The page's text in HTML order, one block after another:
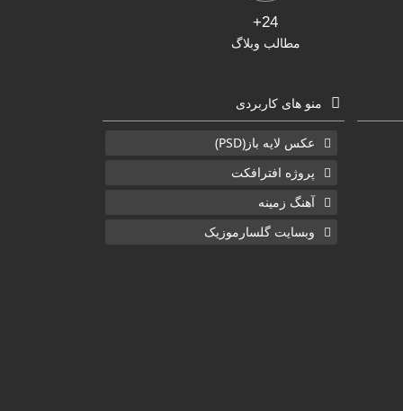
24+
مطالب وبلاگ
منو های کاربردی
عکس لایه باز(PSD)
پروژه افترافکت
آهنگ زمینه
وبسایت گلسارموزیک